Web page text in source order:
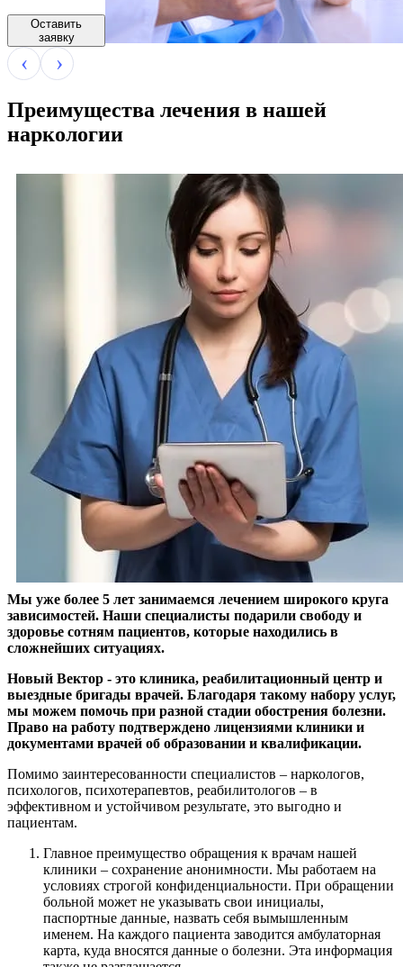
Оставить
заявку
Преимущества лечения в нашей
наркологии
Мы уже более 5 лет занимаемся лечением широкого круга
зависимостей. Наши специалисты подарили свободу и
здоровье сотням пациентов, которые находились в
сложнейших ситуациях.
Новый Вектор - это клиника, реабилитационный центр и
выездные бригады врачей. Благодаря такому набору услуг,
мы можем помочь при разной стадии обострения болезни.
Право на работу подтверждено лицензиями клиники и
документами врачей об образовании и квалификации.
Помимо заинтересованности специалистов – наркологов,
психологов, психотерапевтов, реабилитологов – в
эффективном и устойчивом результате, это выгодно и
пациентам.
Главное преимущество обращения к врачам нашей
клиники – сохранение анонимности. Мы работаем на
условиях строгой конфиденциальности. При обращении
больной может не указывать свои инициалы,
паспортные данные, назвать себя вымышленным
именем. На каждого пациента заводится амбулаторная
карта, куда вносятся данные о болезни. Эта информация